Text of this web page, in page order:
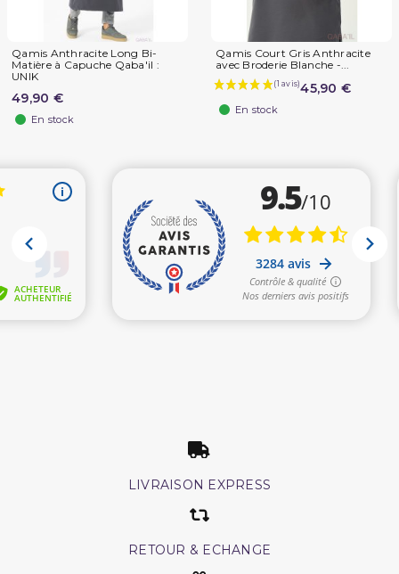
Qamis Anthracite Long Bi-
Matière à Capuche Qaba'il :
UNIK
49,90 €
En stock
Qamis Court Gris Anthracite
avec Broderie Blanche -...
45,90 €
En stock
LIVRAISON EXPRESS
RETOUR & ECHANGE